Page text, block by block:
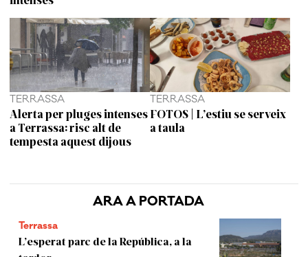
ARA A PORTADA
Terrassa
L’esperat parc de la República, a la
TERRASSA
Alerta per pluges intenses
a Terrassa: risc alt de
tempesta aquest dijous
TERRASSA
FOTOS | L’estiu se serveix
a taula